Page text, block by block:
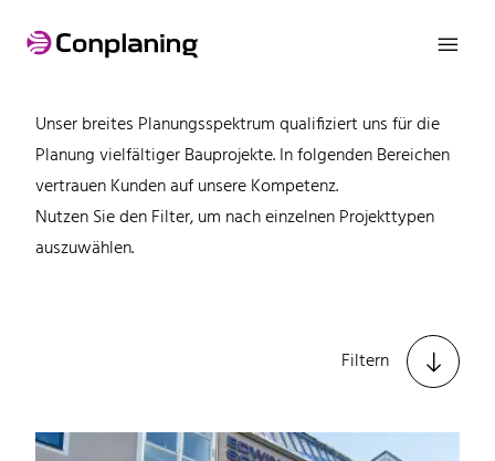

Referenzen
Unser breites Planungsspektrum qualifiziert uns für die
Planung vielfältiger Bauprojekte. In folgenden Bereichen
vertrauen Kunden auf unsere Kompetenz.
Nutzen Sie den Filter, um nach einzelnen Projekttypen
auszuwählen.
Filtern 